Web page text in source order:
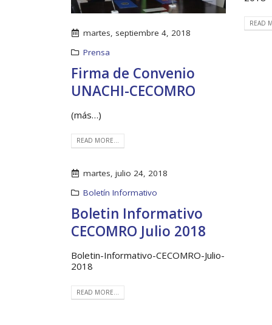
martes, septiembre 4, 2018
Prensa
Firma de Convenio
UNACHI-CECOMRO
(más…)
READ MORE...
READ
martes, julio 24, 2018
Boletín Informativo
Boletin Informativo
CECOMRO Julio 2018
Boletin-Informativo-CECOMRO-Julio-
2018
READ MORE...
del proyecto Soluciones
Integrales de Acceso
13 noviembre, 2024
la